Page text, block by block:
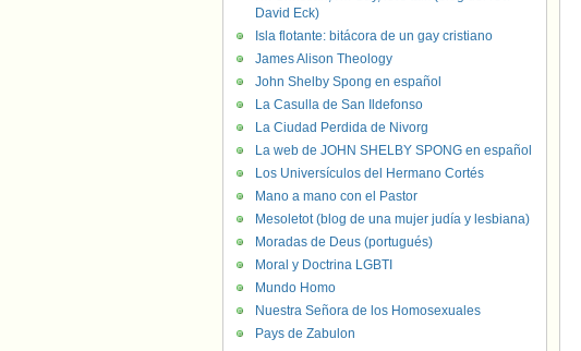
David Eck)
Isla flotante: bitácora de un gay cristiano
James Alison Theology
John Shelby Spong en español
La Casulla de San Ildefonso
La Ciudad Perdida de Nivorg
La web de JOHN SHELBY SPONG en español
Los Universículos del Hermano Cortés
Mano a mano con el Pastor
Mesoletot (blog de una mujer judía y lesbiana)
Moradas de Deus (portugués)
Moral y Doctrina LGBTI
Mundo Homo
Nuestra Señora de los Homosexuales
Pays de Zabulon